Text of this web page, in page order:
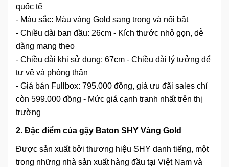
quốc tế
- Màu sắc: Màu vàng Gold sang trọng và nổi bật
- Chiều dài ban đầu: 26cm - Kích thước nhỏ gọn, dễ
dàng mang theo
- Chiều dài khi sử dụng: 67cm - Chiều dài lý tưởng để
tự vệ và phòng thân
- Giá bán Fullbox: 795.000 đồng, giá ưu đãi sales chỉ
còn 599.000 đồng - Mức giá cạnh tranh nhất trên thị
trường
2. Đặc điểm của gậy Baton SHY Vàng Gold
Được sản xuất bởi thương hiệu SHY danh tiếng, một
trong những nhà sản xuất hàng đầu tại Việt Nam và